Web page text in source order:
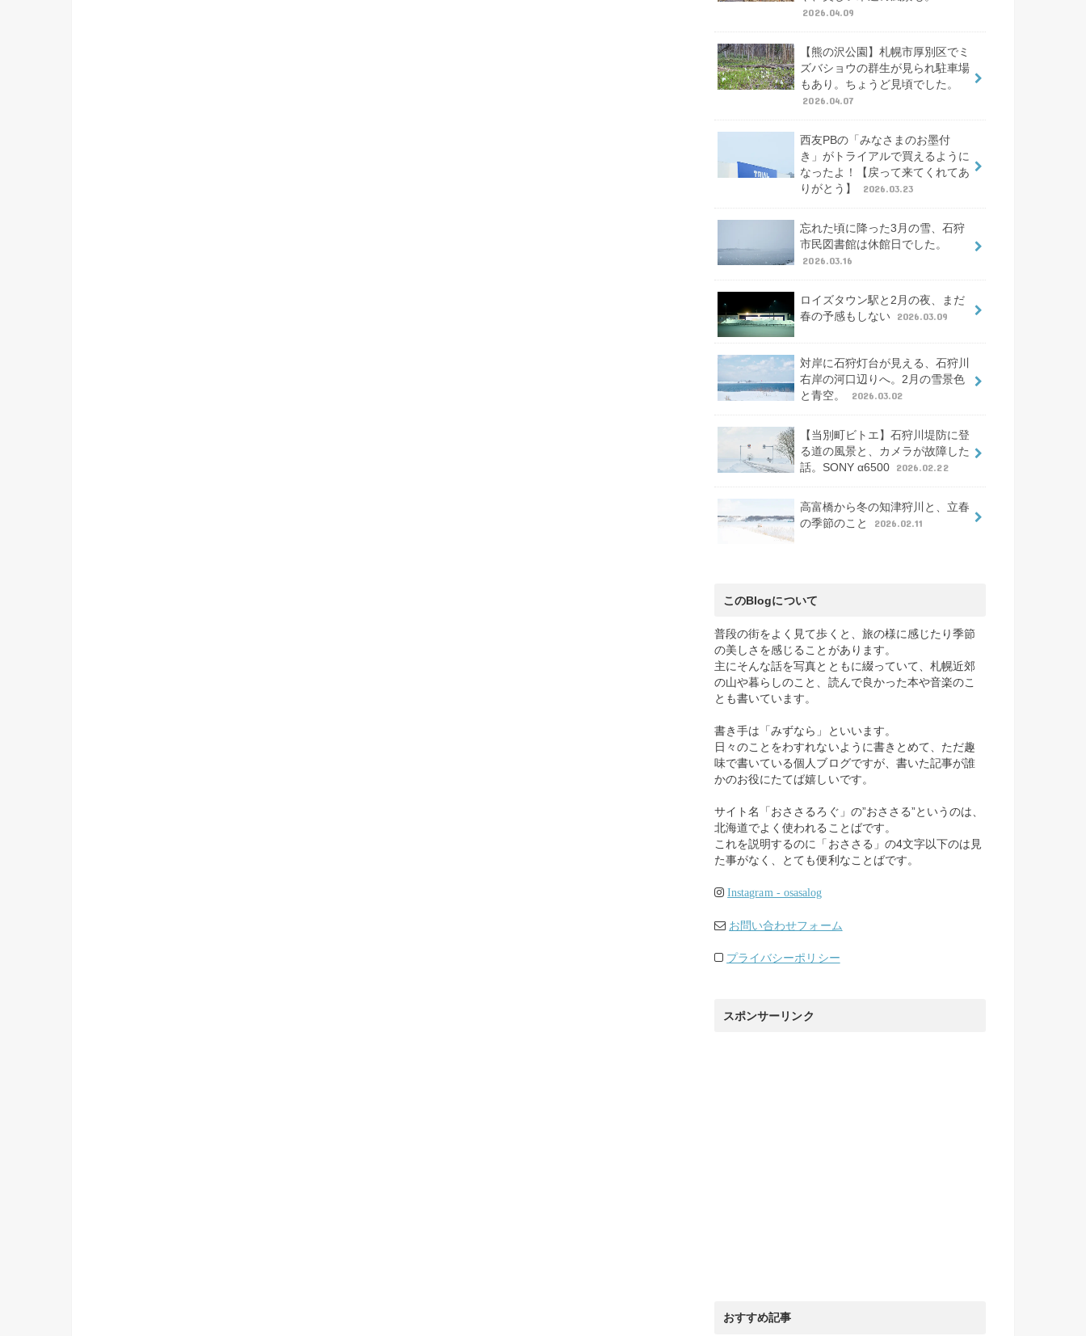
2026.04.09
【熊の沢公園】札幌市厚別区でミ
ズバショウの群生が見られ駐車場
もあり。ちょうど見頃でした。
2026.04.07
西友PBの「みなさまのお墨付
き」がトライアルで買えるように
なったよ！【戻って来てくれてあ
りがとう】
2026.03.23
忘れた頃に降った3月の雪、石狩
市民図書館は休館日でした。
2026.03.16
ロイズタウン駅と2月の夜、まだ
春の予感もしない 2026.03.09
対岸に石狩灯台が見える、石狩川
右岸の河口辺りへ。2月の雪景色
と青空。
2026.03.02
【当別町ビトエ】石狩川堤防に登
る道の風景と、カメラが故障した
話。SONY α6500 2026.02.22
高富橋から冬の知津狩川と、立春
の季節のこと
2026.02.11
このBlogについて
普段の街をよく見て歩くと、旅の様に感じたり季節
の美しさを感じることがあります。
主にそんな話を写真とともに綴っていて、札幌近郊
の山や暮らしのこと、読んで良かった本や音楽のこ
とも書いています。
書き手は「みずなら」といいます。
日々のことをわすれないように書きとめて、ただ趣
味で書いている個人ブログですが、書いた記事が誰
かのお役にたてば嬉しいです。
サイト名「おささるろぐ」の”おささる”というのは、
北海道でよく使われることばです。
これを説明するのに「おささる」の4文字以下のは見
た事がなく、とても便利なことばです。
Instagram - osasalog
お問い合わせフォーム
プライバシーポリシー
スポンサーリンク
おすすめ記事